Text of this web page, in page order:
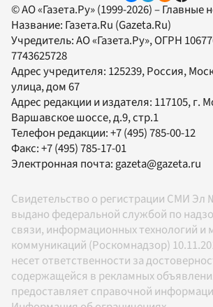
© АО «Газета.Ру» (1999-2026) – Главные
Название: Газета.Ru (Gazeta.Ru)
Учредитель:АО «Газета.Ру», ОГРН
7743625728
Адрес учредителя: 125239, Россия,
улица, дом 67
Адрес редакции и издателя: 117105, г.
Варшавское шоссе, д.9, стр.1
Телефон редакции:+7 (495) 785-00-12
Факс:+7 (495) 785-17-01
Электронная почта: gazeta@gazeta.ru
Свидетельство о регистрации СМИ Эл
выдано федеральной службой по
связи, информационных технологий и
коммуникаций (Роскомнадзор)
несет ответственности за
содержащейся в рекламных
предоставляет справочной